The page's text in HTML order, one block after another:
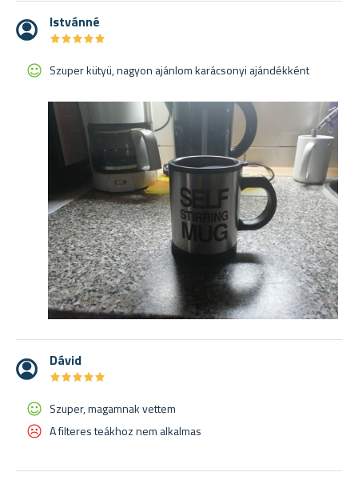
Istvánné
★★★★★
★★★★★
Szuper kütyü, nagyon ajánlom karácsonyi ajándékként
Dávid
★★★★★
★★★★★
Szuper, magamnak vettem
A filteres teákhoz nem alkalmas